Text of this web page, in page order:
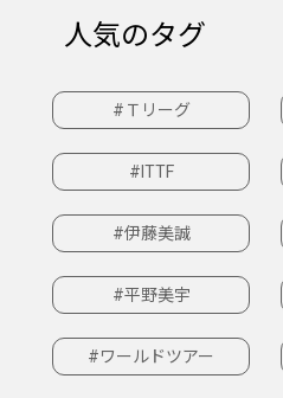
人気のタグ
#Ｔリーグ
#ITTF
#伊藤美誠
#平野美宇
#ワールドツアー